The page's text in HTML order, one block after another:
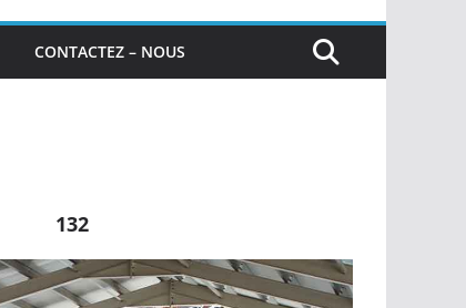
CONTACTEZ – NOUS
132